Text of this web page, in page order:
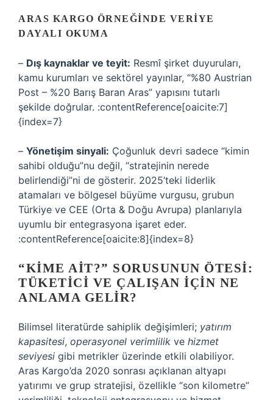
ARAS KARGO ÖRNEĞINDE VERIYE
DAYALI OKUMA
– Dış kaynaklar ve teyit: Resmî şirket duyuruları,
kamu kurumları ve sektörel yayınlar, “%80 Austrian
Post – %20 Barış Baran Aras” yapısını tutarlı
şekilde doğrular. :contentReference[oaicite:7]
{index=7}
– Yönetişim sinyali: Çoğunluk devri sadece “kimin
sahibi olduğu”nu değil, “stratejinin nerede
belirlendiği”ni de gösterir. 2025’teki liderlik
atamaları ve bölgesel büyüme vurgusu, grubun
Türkiye ve CEE (Orta & Doğu Avrupa) planlarıyla
uyumlu bir entegrasyona işaret eder.
:contentReference[oaicite:8]{index=8}
“KIME AIT?” SORUSUNUN ÖTESI:
TÜKETICI VE ÇALIŞAN IÇIN NE
ANLAMA GELIR?
Bilimsel literatürde sahiplik değişimleri; yatırım
kapasitesi, operasyonel verimlilik ve hizmet
seviyesi gibi metrikler üzerinde etkili olabiliyor.
Aras Kargo’da 2020 sonrası açıklanan altyapı
yatırımı ve grup stratejisi, özellikle “son kilometre”